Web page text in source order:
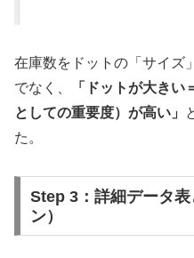
在庫数をドットの「サイズ
でなく、
「ドットが大き
としての重要度）が高い」
た。
Step 3：詳細データ
ン）